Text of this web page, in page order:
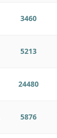
3460
5213
24480
5876